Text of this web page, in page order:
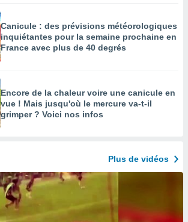
Canicule : des prévisions météorologiques
inquiétantes pour la semaine prochaine en
France avec plus de 40 degrés
Encore de la chaleur voire une canicule en
vue ! Mais jusqu'où le mercure va-t-il
grimper ? Voici nos infos
Plus de vidéos